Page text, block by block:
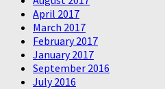
April 2017
March 2017
February 2017
January 2017
September 2016
July 2016